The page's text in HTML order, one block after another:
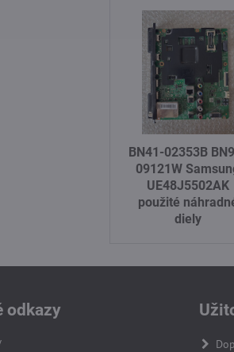
BN41-02353B
09121W
UE48J5502AK
použité
diely
odkazy